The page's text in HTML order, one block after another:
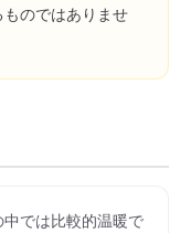
のではありませ
では比較的温暖で